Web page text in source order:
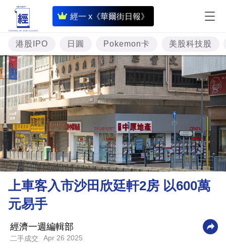
經一 x《華爾街日報》
即
時
財
經
專
題
投
資
樓
市
理
財
業
科
港股IPO 日圓 Pokemon卡 美股科技股
上車客入市沙田欣廷軒2房 以600萬
元易手
經濟一週編輯部
二手成交 Apr 26 2025